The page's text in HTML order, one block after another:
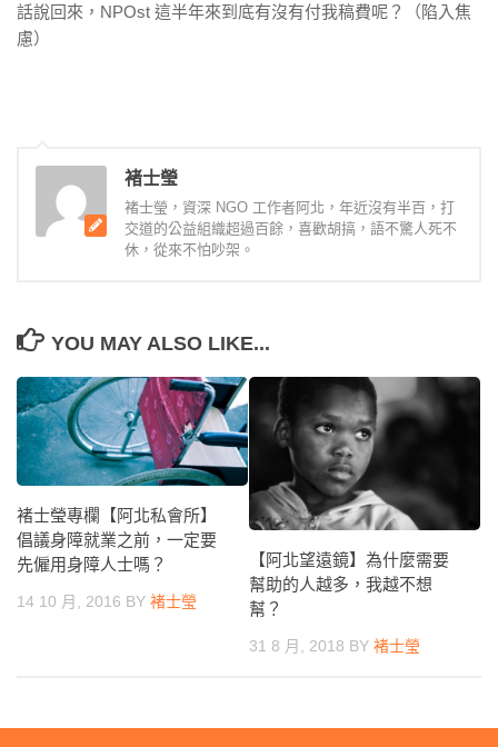
話說回來，NPOst 這半年來到底有沒有付我稿費呢？（陷入焦
慮）
褚士瑩
褚士瑩，資深 NGO 工作者阿北，年近沒有半百，打
交道的公益組織超過百餘，喜歡胡搞，語不驚人死不
休，從來不怕吵架。
YOU MAY ALSO LIKE...
褚士瑩專欄【阿北私會所】
倡議身障就業之前，一定要
先僱用身障人士嗎？
14 10 月, 2016 BY 褚士瑩
【阿北望遠鏡】為什麼需要
幫助的人越多，我越不想
幫？
31 8 月, 2018 BY 褚士瑩